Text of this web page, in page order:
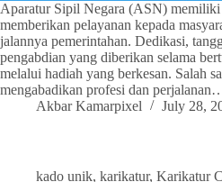
Aparatur Sipil Negara (ASN) memiliki
memberikan pelayanan kepada
jalannya pemerintahan. Dedikasi,
pengabdian yang diberikan selama
melalui hadiah yang berkesan. Salah
mengabadikan profesi dan
Akbar Kamarpixel
July 28,
kado unik, karikatur, Karikatur